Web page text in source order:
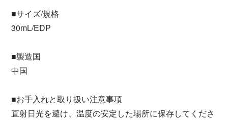
■サイズ/規格
30mL/EDP
■製造国
中国
■お手入れと取り扱い注意事項
直射日光を避け、温度の安定した場所に保存してくださ